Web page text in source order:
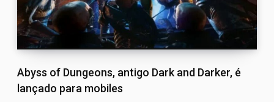
Abyss of Dungeons, antigo Dark and Darker, é
lançado para mobiles